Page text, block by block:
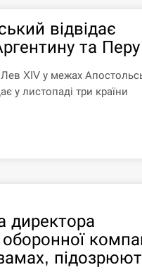
на
дронов Украины
літака в
дрон,
как отреагируют
найбільші
тлі загрози
відвідає
та Перу
XIV у межах
у листопаді три країни
директора